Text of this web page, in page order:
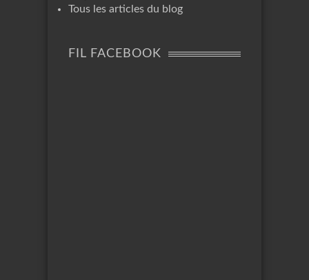
Tous les articles du blog
FIL FACEBOOK